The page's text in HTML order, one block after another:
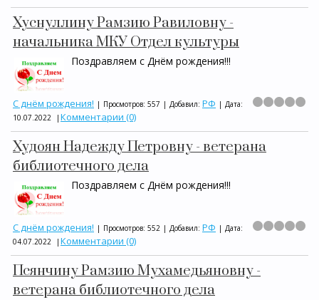
Хуснуллину Рамзию Равиловну -
начальника МКУ Отдел культуры
Поздравляем с Днём рождения!!!
С днём рождения! | Просмотров: 557 | Добавил: РФ | Дата:
10.07.2022
| Комментарии (0)
Худоян Надежду Петровну - ветерана
библиотечного дела
Поздравляем с Днём рождения!!!
С днём рождения! | Просмотров: 552 | Добавил: РФ | Дата:
04.07.2022
| Комментарии (0)
Псянчину Рамзию Мухамедьяновну -
ветерана библиотечного дела